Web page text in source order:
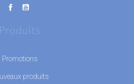
Produits
Promotions
produits